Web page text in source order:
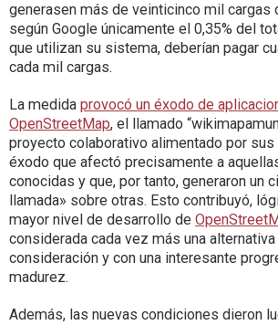
generasen más de veinticinco mil cargas
según Google únicamente el 0,35% del
que utilizan su sistema, deberían pagar
cada mil cargas.
La medida provocó un éxodo de
OpenStreetMap, el llamado
proyecto colaborativo alimentado por
éxodo que afectó precisamente a
conocidas y que, por tanto, generaron un
llamada» sobre otras. Esto contribuyó,
mayor nivel de desarrollo de
considerada cada vez más una
consideración y con una interesante
madurez.
Además, las nuevas condiciones dieron